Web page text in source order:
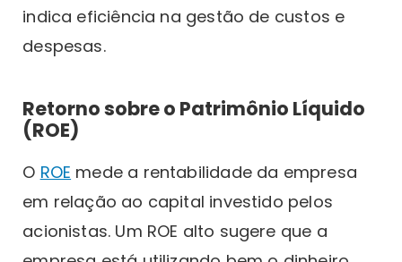
indica eficiência na gestão de custos e
despesas.
Retorno sobre o Patrimônio Líquido
(ROE)
O ROE mede a rentabilidade da empresa
em relação ao capital investido pelos
acionistas. Um ROE alto sugere que a